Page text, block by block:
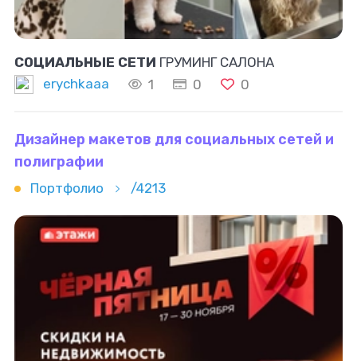
СОЦИАЛЬНЫЕ СЕТИ ГРУМИНГ САЛОНА
erychkaaa
1 0 0
Дизайнер макетов для социальных сетей и
полиграфии
Портфолио /4213